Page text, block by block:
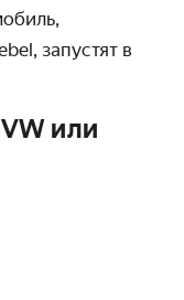
запустят в
или